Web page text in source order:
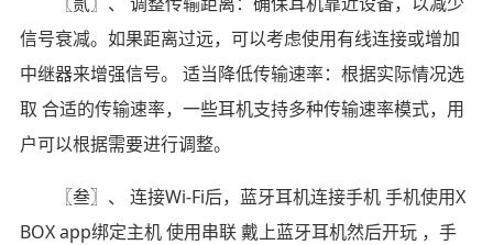
信号衰减。如果距离过远，可以考虑使用有线连接或增加
中继器来增强信号。 适当降低传输速率：根据实际情况选
取 合适的传输速率，一些耳机支持多种传输速率模式，用
户可以根据需要进行调整。
〖叁〗、 连接Wi-Fi后，蓝牙耳机连接手机 手机使用X
BOX app绑定主机 使用串联 戴上蓝牙耳机然后开玩 ，手